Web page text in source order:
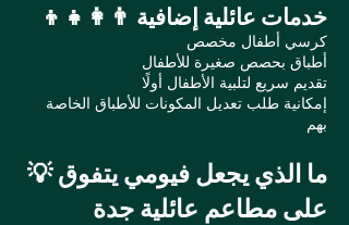
👨‍👩‍👧‍👦 خدمات عائلية إضافية
كرسي أطفال مخصص
أطباق بحصص صغيرة للأطفال
تقديم سريع لتلبية الأطفال أولًا
إمكانية طلب تعديل المكونات للأطباق الخاصة
بهم
💡 ما الذي يجعل فيومي يتفوق
على مطاعم عائلية جدة